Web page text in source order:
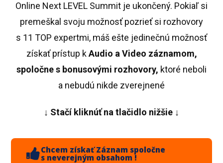
Online Next LEVEL Summit je ukončený. Pokiaľ si
premeškal svoju možnosť pozrieť si rozhovory
s 11 TOP expertmi, máš ešte jedinečnú možnosť
získať prístup kAudio a Video záznamom,
spoločne s bonusovými rozhovory, ktoré neboli
a nebudú nikde zverejnené
↓ Stačí kliknúť na tlačidlo nižšie ↓
Chcem získať Záznam spoločne
s neverejným obsahom !